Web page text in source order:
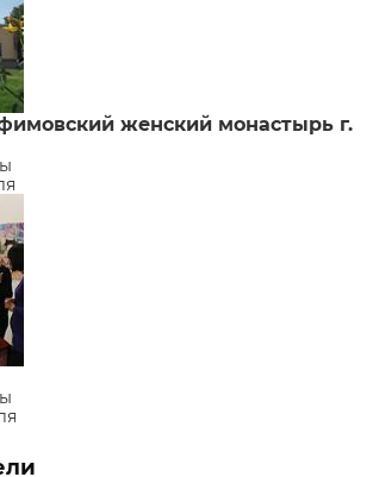
женский монастырь г.